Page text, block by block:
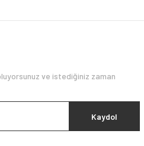
ve istediğiniz zaman
Kaydol